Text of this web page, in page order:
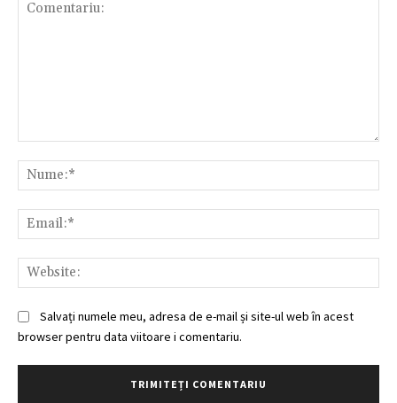
Salvați numele meu, adresa de e-mail și site-ul web în acest
browser pentru data viitoare i comentariu.